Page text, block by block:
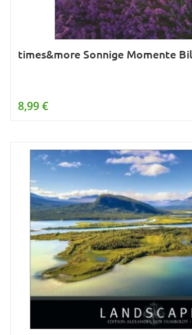
times&more Sonnige Momente
8,99 €